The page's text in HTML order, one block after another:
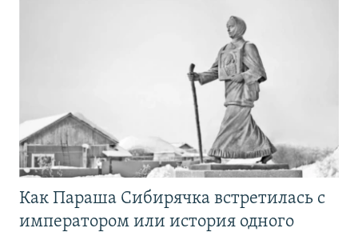
Как Параша Сибирячка встретилась с
императором или история одного